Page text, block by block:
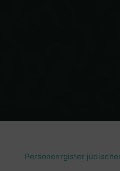
Personenrgister